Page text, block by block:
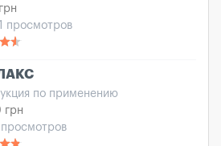
просмотров
по применению
грн
просмотров